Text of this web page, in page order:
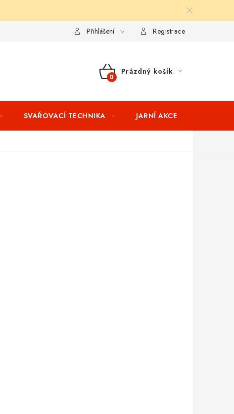
Splátkový prodej Tabulka velikostí oblečení
Přihlášení Registrace
NÁKUPNÍ
Prázdný košík
SVAŘOVACÍ TECHNIKA JARNÍ AKCE